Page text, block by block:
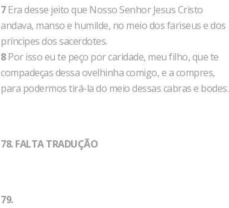
7Era desse jeito que Nosso Senhor Jesus Cristo
andava, manso e humilde, no meio dos fariseus e dos
príncipes dos sacerdotes.
8Por isso eu te peço por caridade, meu filho, que te
compadeças dessa ovelhinha comigo, e a compres,
para podermos tirá-la do meio dessas cabras e bodes.
78. FALTA TRADUÇÃO
79.